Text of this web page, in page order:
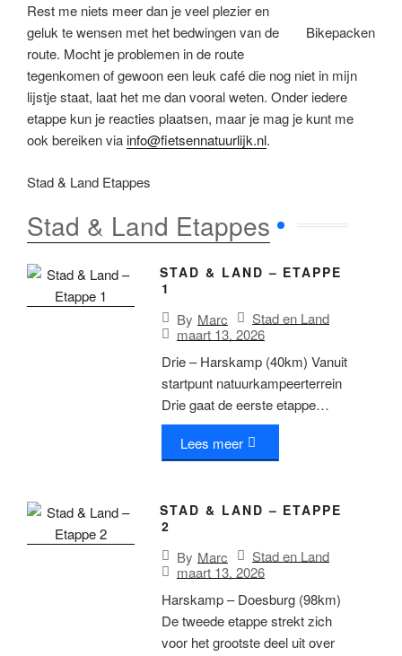
Bikepacken
Rest me niets meer dan je veel plezier en
geluk te wensen met het bedwingen van de
route. Mocht je problemen in de route
tegenkomen of gewoon een leuk café die nog niet in mijn
lijstje staat, laat het me dan vooral weten. Onder iedere
etappe kun je reacties plaatsen, maar je mag je kunt me
ook bereiken viainfo@fietsennatuurlijk.nl.
Stad & Land Etappes
Stad & Land Etappes
STAD & LAND – ETAPPE
1
By Marc
Stad en Land
maart 13, 2026
Drie – Harskamp (40km) Vanuit
startpunt natuurkampeerterrein
Drie gaat de eerste etappe…
Lees meer
STAD & LAND – ETAPPE
2
By Marc
Stad en Land
maart 13, 2026
Harskamp – Doesburg (98km)
De tweede etappe strekt zich
voor het grootste deel uit over